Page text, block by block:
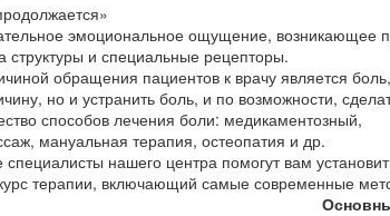
эмоциональное ощущение, возникающее
и специальные рецепторы.
обращения пациентов к врачу является
но и устранить боль, и по возможности,
способов лечения боли: медикаментозный,
мануальная терапия, остеопатия и др.
нашего центра помогут вам
терапии, включающий самые современные